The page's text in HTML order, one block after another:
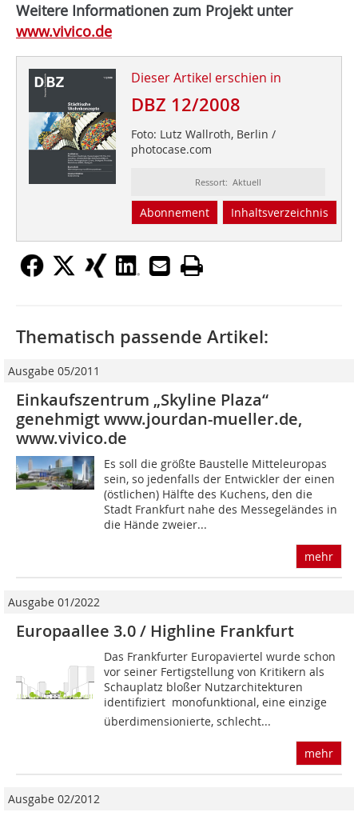
Weitere Informationen zum Projekt unter
www.vivico.de
Dieser Artikel erschien in
DBZ 12/2008
Foto: Lutz Wallroth, Berlin /
photocase.com
Ressort: Aktuell
Abonnement Inhaltsverzeichnis
Thematisch passende Artikel:
Ausgabe 05/2011
Einkaufszentrum „Skyline Plaza“
genehmigt www.jourdan-mueller.de,
www.vivico.de
Es soll die größte Baustelle Mitteleuropas
sein, so jedenfalls der Entwickler der einen
(östlichen) Hälfte des Kuchens, den die
Stadt Frankfurt nahe des Messegeländes in
die Hände zweier...
mehr
Ausgabe 01/2022
Europaallee 3.0 / Highline Frankfurt
Das Frankfurter Europaviertel wurde schon
vor seiner Fertigstellung von Kritikern als
Schauplatz bloßer Nutzarchitekturen
identifiziert  monofunktional, eine einzige
überdimensionierte, schlecht...
mehr
Ausgabe 02/2012